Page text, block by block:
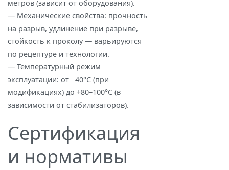
метров (зависит от оборудования).
— Механические свойства: прочность
на разрыв, удлинение при разрыве,
стойкость к проколу — варьируются
по рецептуре и технологии.
— Температурный режим
эксплуатации: от −40°C (при
модификациях) до +80–100°C (в
зависимости от стабилизаторов).
Сертификация
и нормативы